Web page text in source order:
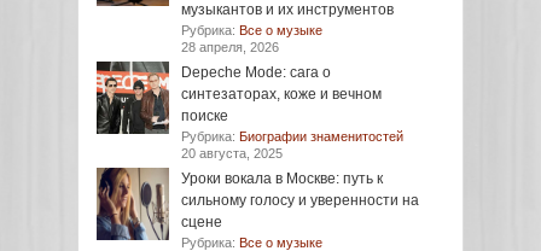
музыкантов и их инструментов
Рубрика: Все о музыке
28 апреля, 2026
Depeche Mode: сага о
синтезаторах, коже и вечном
поиске
Рубрика: Биографии знаменитостей
20 августа, 2025
Уроки вокала в Москве: путь к
сильному голосу и уверенности на
сцене
Рубрика: Все о музыке